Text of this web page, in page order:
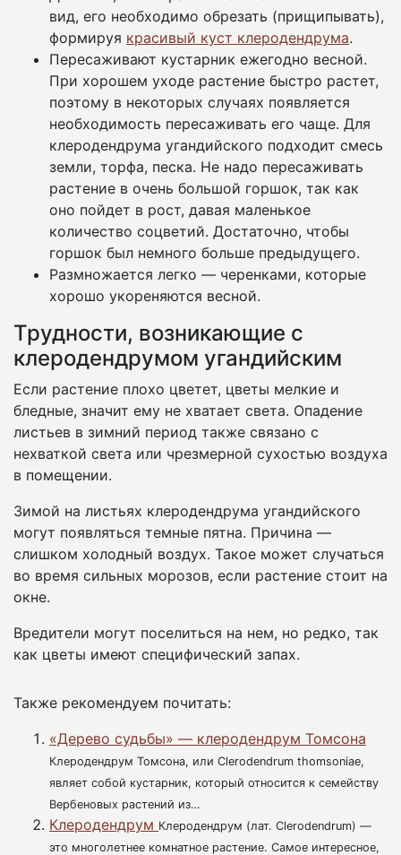
вид, его необходимо обрезать (прищипывать),
формируя красивый куст клеродендрума.
Пересаживают кустарник ежегодно весной.
При хорошем уходе растение быстро растет,
поэтому в некоторых случаях появляется
необходимость пересаживать его чаще. Для
клеродендрума угандийского подходит смесь
земли, торфа, песка. Не надо пересаживать
растение в очень большой горшок, так как
оно пойдет в рост, давая маленькое
количество соцветий. Достаточно, чтобы
горшок был немного больше предыдущего.
Размножается легко — черенками, которые
хорошо укореняются весной.
Трудности, возникающие с
клеродендрумом угандийским
Если растение плохо цветет, цветы мелкие и
бледные, значит ему не хватает света. Опадение
листьев в зимний период также связано с
нехваткой света или чрезмерной сухостью воздуха
в помещении.
Зимой на листьях клеродендрума угандийского
могут появляться темные пятна. Причина —
слишком холодный воздух. Такое может случаться
во время сильных морозов, если растение стоит на
окне.
Вредители могут поселиться на нем, но редко, так
как цветы имеют специфический запах.
Также рекомендуем почитать:
«Дерево судьбы» — клеродендрум Томсона
Клеродендрум Томсона, или Clerodendrum thomsoniae,
являет собой кустарник, который относится к семейству
Вербеновых растений из…
Клеродендрум Клеродендрум (лат. Clerodendrum) —
это многолетнее комнатное растение. Самое интересное,